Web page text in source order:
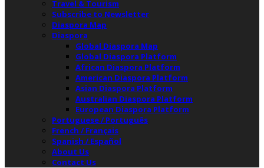
Travel & Tourism
Subscribe to Newsletter
Diaspora Map
Diaspora
Global Diaspora Map
Global Diaspora Platform
African Diaspora Platform
American Diaspora Platform
Asian Diaspora Platform
Australian Diaspora Platform
European Diaspora Platform
Portuguese / Português
French / Français
Spanish / Español
About Us
Contact Us